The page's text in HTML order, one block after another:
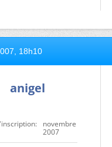
18h10
anigel
novembre
2007